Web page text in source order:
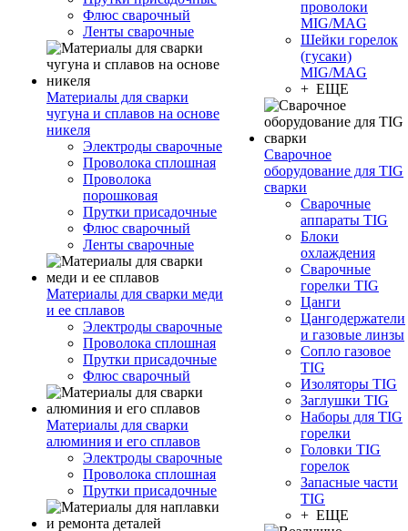
Флюс сварочный
Ленты сварочные
Материалы для сварки
чугуна и сплавов на основе
никеля
Электроды сварочные
Проволока сплошная
Проволока
порошковая
Прутки присадочные
Флюс сварочный
Ленты сварочные
Материалы для сварки меди
и ее сплавов
Электроды сварочные
Проволока сплошная
Прутки присадочные
Флюс сварочный
Материалы для сварки
алюминия и его сплавов
Электроды сварочные
Проволока сплошная
Прутки присадочные
проволоки
MIG/MAG
Шейки горелок
(гусаки)
MIG/MAG
+ ЕЩЕ
Сварочное
оборудование для TIG
сварки
Сварочные
аппараты TIG
Блоки
охлаждения
Сварочные
горелки TIG
Цанги
Цангодержатели
и газовые линзы
Сопло газовое
TIG
Изоляторы TIG
Заглушки TIG
Наборы для TIG
горелки
Головки TIG
горелок
Запасные части
TIG
+ ЕЩЕ